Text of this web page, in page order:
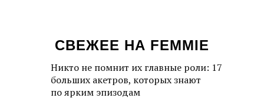
СВЕЖЕЕ НА FEMMIE
Никто не помнит их главные роли: 17
больших акетров, которых знают
по ярким эпизодам